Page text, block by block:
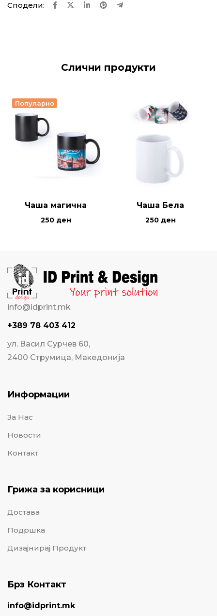
Сподели:
Слични продукти
Популарно
Чаша магична
250 ден
Чаша Бела
250 ден
info@idprint.mk
+389 78 403 412
ул. Васил Сурчев 60,
2400 Струмица, Македонија
Информации
За Нас
Новости
Контакт
Грижа за корисници
Достава
Подршка
Дизајнирај Продукт
Брз Контакт
info@idprint.mk